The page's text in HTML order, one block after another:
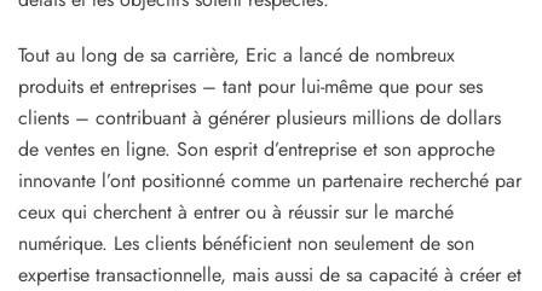
Tout au long de sa carrière, Eric a lancé de nombreux
produits et entreprises – tant pour lui-même que pour ses
clients – contribuant à générer plusieurs millions de dollars
de ventes en ligne. Son esprit d’entreprise et son approche
innovante l’ont positionné comme un partenaire recherché par
ceux qui cherchent à entrer ou à réussir sur le marché
numérique. Les clients bénéficient non seulement de son
expertise transactionnelle, mais aussi de sa capacité à créer et